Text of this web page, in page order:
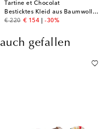
Tartine et Chocolat
Besticktes Kleid aus Baumwolle mit Spitze
€ 220
original price
€ 154
discount price
-30%
gefallen